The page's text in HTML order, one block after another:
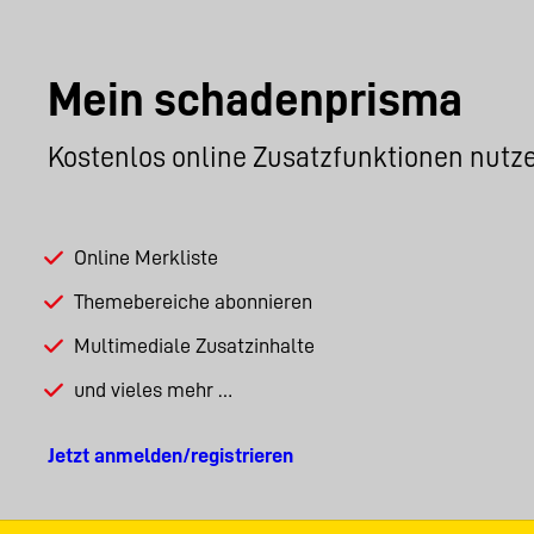
Mein schadenprisma
Kostenlos online Zusatzfunktionen
Online Merkliste
Themebereiche abonnieren
Multimediale Zusatzinhalte
und vieles mehr …
Jetzt anmelden/registrieren